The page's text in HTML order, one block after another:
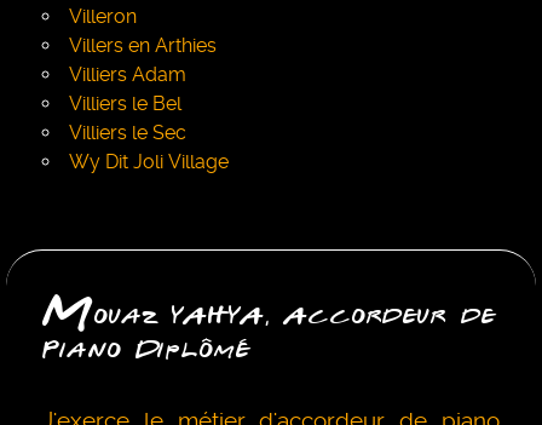
Villeron
Villers en Arthies
Villiers Adam
Villiers le Bel
Villiers le Sec
Wy Dit Joli Village
Mouaz YAHYA, Accordeur de
Piano Diplômé